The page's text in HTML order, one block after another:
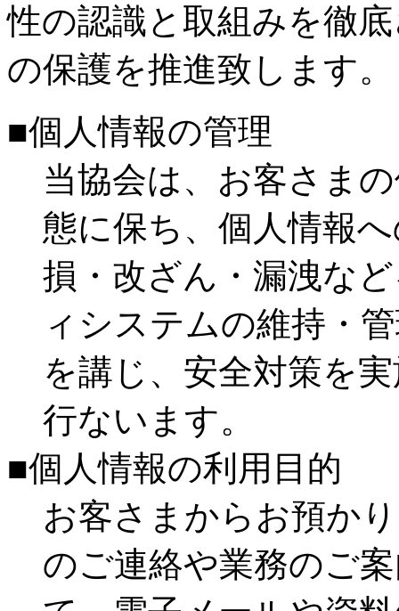
性の認識と取組みを徹
の保護を推進致します。
■個人情報の管理
当協会は、お客さま
態に保ち、個人情報
損・改ざん・漏洩な
ィシステムの維持・
を講じ、安全対策を
行ないます。
■個人情報の利用目的
お客さまからお預か
のご連絡や業務のご